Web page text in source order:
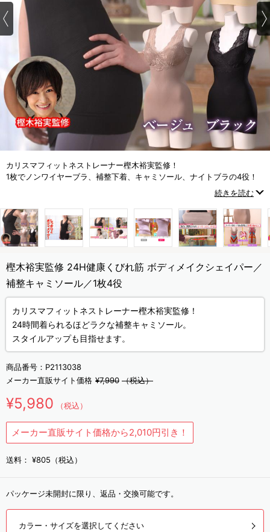
カリスマフィットネストレーナー樫木裕実監修！
1枚でノンワイヤーブラ、補整下着、キャミソール、ナイトブラの4役！
続きを読む
樫木裕実監修 24H健康くびれ筋 ボディメイクシェイパー／
補整キャミソール／1枚4役
カリスマフィットネストレーナー樫木裕実監修！
24時間着られるほどラクな補整キャミソール。
スタイルアップも目指せます。
商品番号： P2113038
メーカー直販サイト価格 ¥7,990 （税込）
¥5,980 （税込）
メーカー直販サイト価格から2,010円引き！
送料： ¥805（税込）
パッケージ未開封に限り、返品・交換可能です。
カラー・サイズを選択してください